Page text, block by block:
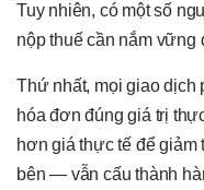
Tuy nhiên, có một số
nộp thuế cần nắm vững
Thứ nhất, mọi giao dịch
hóa đơn đúng giá trị
hơn giá thực tế để
bên — vẫn cấu thành